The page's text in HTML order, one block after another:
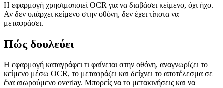
Η εφαρμογή χρησιμοποιεί OCR για να διαβάσει κείμενο, όχι ήχο.
Αν δεν υπάρχει κείμενο στην οθόνη, δεν έχει τίποτα να
μεταφράσει.
Πώς δουλεύει
Η εφαρμογή καταγράφει τι φαίνεται στην οθόνη, αναγνωρίζει το
κείμενο μέσω OCR, το μεταφράζει και δείχνει το αποτέλεσμα σε
ένα αιωρούμενο overlay. Μπορείς να το μετακινήσεις και να